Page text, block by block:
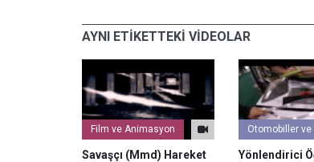
AYNI ETİKETTEKİ VİDEOLAR
Film ve Animasyon
Savaşçı (Mmd) Hareket
Otomobiller
Yönlendirici